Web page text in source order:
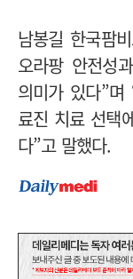
남봉길 한국팜
오라팡 안전성
의미가 있다”
료진 치료 선택
다”고 말했다.